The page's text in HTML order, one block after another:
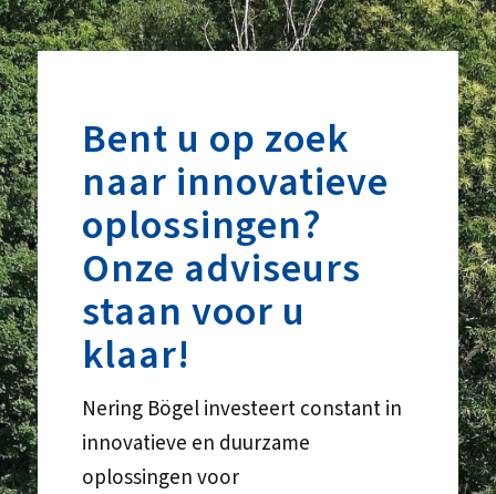
Bent u op zoek
naar innovatieve
oplossingen?
Onze adviseurs
staan voor u
klaar!
Nering Bögel investeert constant in
innovatieve en duurzame
oplossingen voor